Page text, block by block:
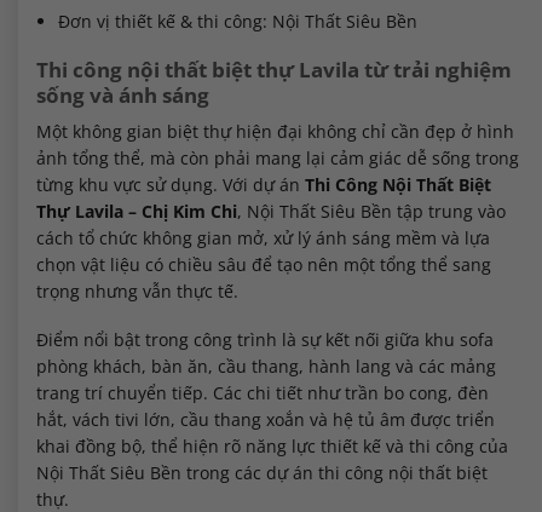
Đơn vị thiết kế & thi công: Nội Thất Siêu Bền
Thi công nội thất biệt thự Lavila từ trải nghiệm
sống và ánh sáng
Một không gian biệt thự hiện đại không chỉ cần đẹp ở hình
ảnh tổng thể, mà còn phải mang lại cảm giác dễ sống trong
từng khu vực sử dụng. Với dự án Thi Công Nội Thất Biệt
Thự Lavila – Chị Kim Chi, Nội Thất Siêu Bền tập trung vào
cách tổ chức không gian mở, xử lý ánh sáng mềm và lựa
chọn vật liệu có chiều sâu để tạo nên một tổng thể sang
trọng nhưng vẫn thực tế.
Điểm nổi bật trong công trình là sự kết nối giữa khu sofa
phòng khách, bàn ăn, cầu thang, hành lang và các mảng
trang trí chuyển tiếp. Các chi tiết như trần bo cong, đèn
hắt, vách tivi lớn, cầu thang xoắn và hệ tủ âm được triển
khai đồng bộ, thể hiện rõ năng lực thiết kế và thi công của
Nội Thất Siêu Bền trong các dự án thi công nội thất biệt
thự.